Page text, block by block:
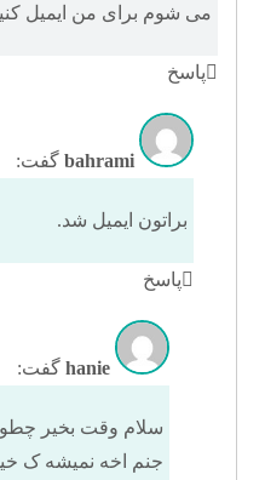
می شوم برای من ایمیل
پاسخ
bahrami گفت:
براتون ایمیل شد.
پاسخ
hanie گفت:
سلام وقت بخیر
جنم اخه نمیشه ک